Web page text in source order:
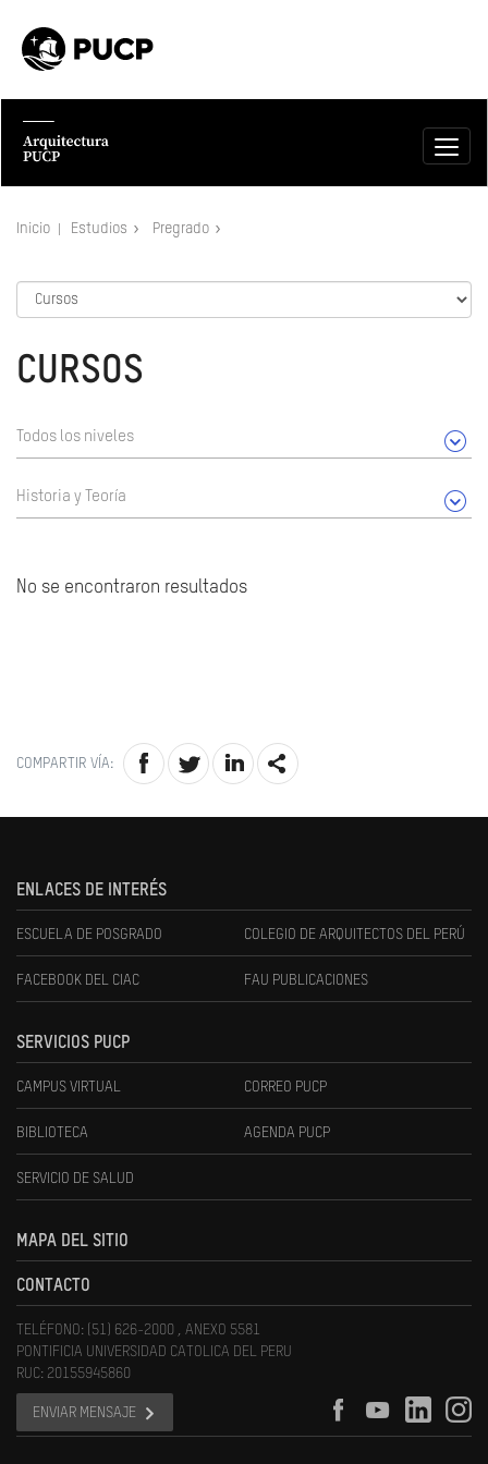
Inicio Estudios Pregrado
CURSOS
Todos los niveles
Historia y Teoría
No se encontraron resultados
COMPARTIR VÍA:
ENLACES DE INTERÉS
ESCUELA DE POSGRADO COLEGIO DE ARQUITECTOS DEL PERÚ
FACEBOOK DEL CIAC FAU PUBLICACIONES
SERVICIOS PUCP
CAMPUS VIRTUAL CORREO PUCP
BIBLIOTECA AGENDA PUCP
SERVICIO DE SALUD
MAPA DEL SITIO
CONTACTO
TELÉFONO: (51) 626-2000 , ANEXO 5581
PONTIFICIA UNIVERSIDAD CATOLICA DEL PERU
RUC: 20155945860
ENVIAR MENSAJE